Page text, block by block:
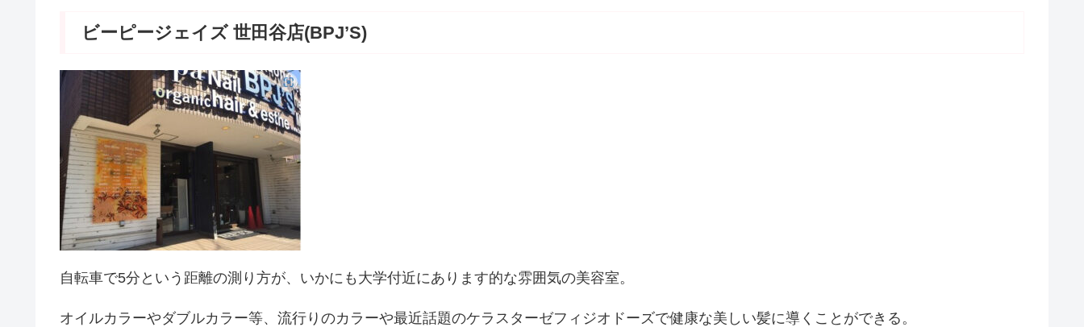
ビーピージェイズ 世田谷店(BPJ’S)
自転車で5分という距離の測り方が、いかにも大学付近にあります的な雰囲気の美容室。
オイルカラーやダブルカラー等、流行りのカラーや最近話題のケラスターゼフィジオドーズで健康な美しい髪に導くことができる。